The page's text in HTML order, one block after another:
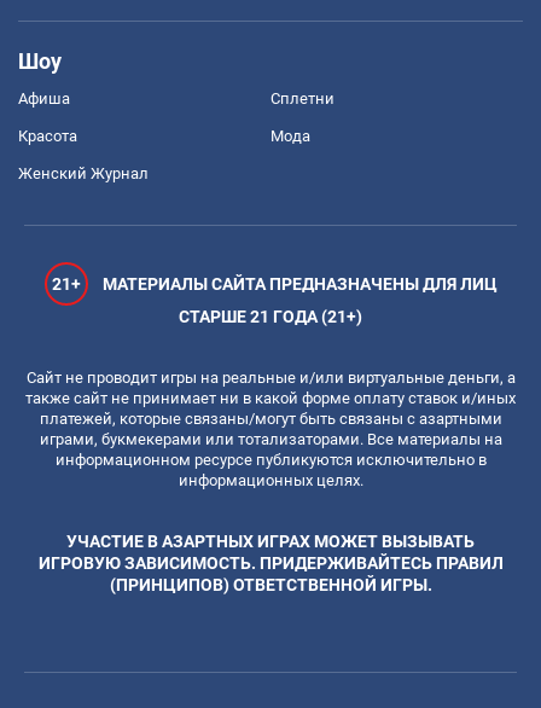
Шоу
Афиша Сплетни
Красота Мода
Женский Журнал
21+
МАТЕРИАЛЫ САЙТА ПРЕДНАЗНАЧЕНЫ ДЛЯ ЛИЦ
СТАРШЕ 21 ГОДА (21+)
Сайт не проводит игры на реальные и/или виртуальные деньги, а
также сайт не принимает ни в какой форме оплату ставок и/иных
платежей, которые связаны/могут быть связаны с азартными
играми, букмекерами или тотализаторами. Все материалы на
информационном ресурсе публикуются исключительно в
информационных целях.
УЧАСТИЕ В АЗАРТНЫХ ИГРАХ МОЖЕТ ВЫЗЫВАТЬ
ИГРОВУЮ ЗАВИСИМОСТЬ. ПРИДЕРЖИВАЙТЕСЬ ПРАВИЛ
(ПРИНЦИПОВ) ОТВЕТСТВЕННОЙ ИГРЫ.